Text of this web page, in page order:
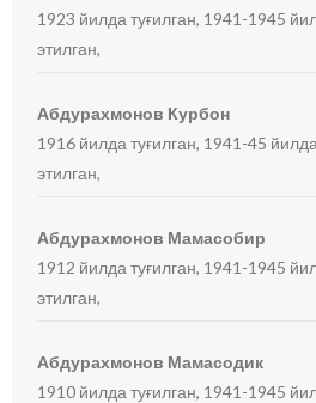
1923 йилда туғилган, 1941-1945
этилган,
Абдурахмонов Курбон
1916 йилда туғилган, 1941-45
этилган,
Абдурахмонов Мамасобир
1912 йилда туғилган, 1941-1945
этилган,
Абдурахмонов Мамасодик
1910 йилда туғилган, 1941-1945